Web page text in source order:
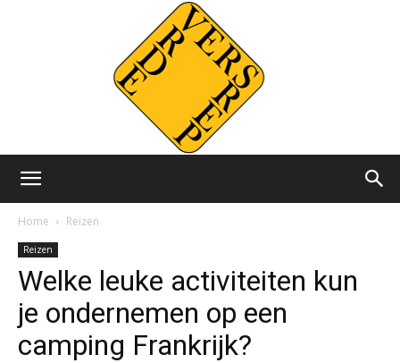
Home
Reizen
Reizen
Welke leuke activiteiten kun
je ondernemen op een
camping Frankrijk?